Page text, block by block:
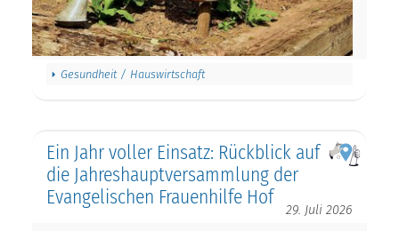
Gesundheit / Hauswirtschaft
Ein Jahr voller Einsatz: Rückblick auf
die Jahreshauptversammlung der
Evangelischen Frauenhilfe Hof
29. Juli 2026